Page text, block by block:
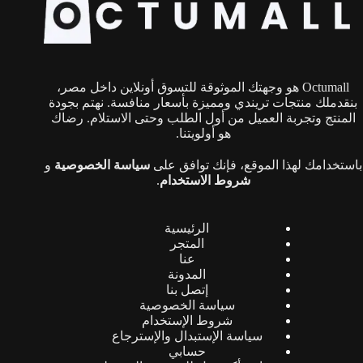
يمكن
اختيار
المنتج
Octumall هو وجهتك الموثوقة للتسوق أونلاين داخل مصر،
بنقدملك منتجات تريندي ومميزة بأسعار منافسة. نهتم بجودة
المنتج وتجربة العميل من أول الطلب وحتى الاستلام. رضاك
هو أولويتنا.
باستخدامك لهذا الموقع، فإنك توافق علىسياسة الخصوصية و
شروط الاستخدام.
الرئيسية
المتجر
عنا
المدونة
إتصل بنا
سياسة الخصوصية
شروط الإستخدام
سياسة الإستبدال والإسترجاع
حسابي